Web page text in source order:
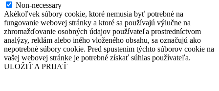
Non-necessary
Akékoľvek súbory cookie, ktoré nemusia byť potrebné na
fungovanie webovej stránky a ktoré sa používajú výlučne na
zhromažďovanie osobných údajov používateľa prostredníctvom
analýzy, reklám alebo iného vloženého obsahu, sa označujú ako
nepotrebné súbory cookie. Pred spustením týchto súborov cookie na
vašej webovej stránke je potrebné získať súhlas používateľa.
ULOŽIŤ A PRIJAŤ